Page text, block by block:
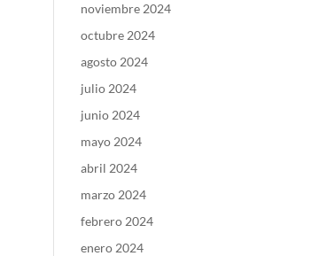
noviembre 2024
octubre 2024
agosto 2024
julio 2024
junio 2024
mayo 2024
abril 2024
marzo 2024
febrero 2024
enero 2024